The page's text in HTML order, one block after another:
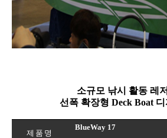
소규모 낚시 활동 레
선폭 확장형 Deck Boat
제품명
BlueWay 17